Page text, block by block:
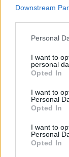
Downstream
Please note
not limited to
grant or deny
use your data
consent section.
Personal
I want to
personal
Opted In
I want to
Personal
Opted In
I want to
Personal
Opted In
New York-i
Chicagóban,
Clover Club
hatvanas
musical
a leghíresebb
Marx oldalán
Monicán
Számunkra
baseball.
legjobb